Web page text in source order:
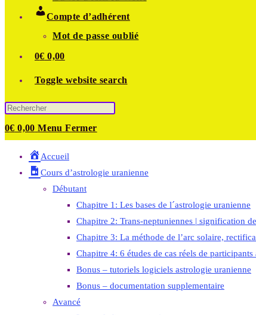
Compte d’adhérent
Mot de passe oublié
0€ 0,00
Toggle website search
0€ 0,00 Menu Fermer
Accueil
Cours d’astrologie uranienne
Débutant
Chapitre 1: Les bases de l´astrologie uranienne
Chapitre 2: Trans-neptuniennes | signification
Chapitre 3: La méthode de l’arc solaire,
Chapitre 4: 6 études de cas réels de participants
Bonus – tutoriels logiciels astrologie uranienne
Bonus – documentation supplementaire
Avancé